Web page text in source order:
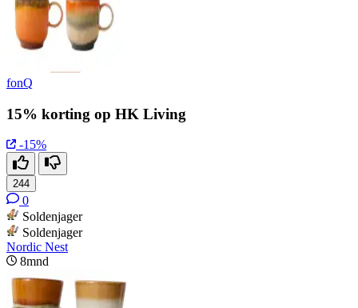
fonQ
15% korting op HK Living
-15%
244
0
Soldenjager
Soldenjager
Nordic Nest
8mnd